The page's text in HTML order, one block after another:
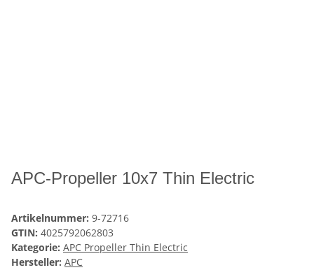
APC-Propeller 10x7 Thin Electric
Artikelnummer: 9-72716
GTIN: 4025792062803
Kategorie: APC Propeller Thin Electric
Hersteller: APC